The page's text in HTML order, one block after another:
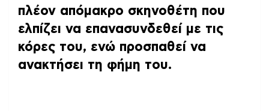
πλέον απόμακρο σκηνοθέτη που
ελπίζει να επανασυνδεθεί με τις
κόρες του, ενώ προσπαθεί να
ανακτήσει τη φήμη του.